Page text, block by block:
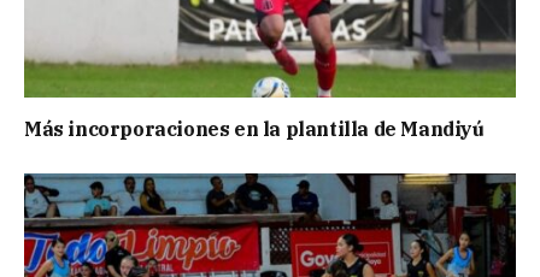
Más incorporaciones en la plantilla de Mandiyú